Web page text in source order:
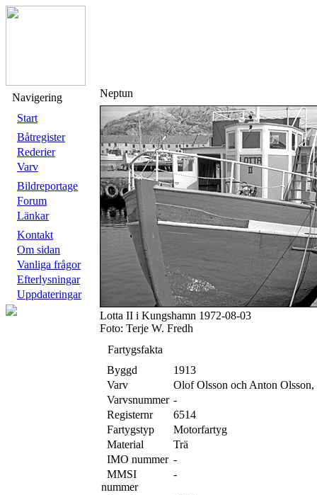
Navigering
Start
Båtregister
Rederier
Varv
Bildreportage
Forum
Länkar
Kontakt
Om sidan
Vanliga frågor
Efterlysningar
Uppdateringar
Neptun
Lotta II i Kungshamn 1972-08-03
Foto: Terje W. Fredh
Fartygsfakta
Byggd
1913
Varv
Olof Olsson och Anton
Varvsnummer -
Registernr
6514
Fartygstyp
Motorfartyg
Material
Trä
IMO nummer -
MMSI
nummer
-